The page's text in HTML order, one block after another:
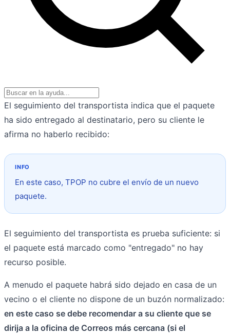
El seguimiento del transportista indica que el paquete
ha sido entregado al destinatario, pero su cliente le
afirma no haberlo recibido:
En este caso, TPOP no cubre el envío de un nuevo
paquete.
El seguimiento del transportista es prueba suficiente: si
el paquete está marcado como "entregado" no hay
recurso posible.
A menudo el paquete habrá sido dejado en casa de un
vecino o el cliente no dispone de un buzón normalizado:
en este caso se debe recomendar a su cliente que se
dirija a la oficina de Correos más cercana (si el